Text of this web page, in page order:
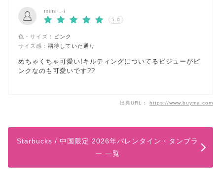
mimi-.-i
5.0
色・サイズ：
ピンク
サイズ感： 期待していた通り
めちゃくちゃ可愛い!キルティングについてるビジューがピ
ンクなのも可愛いです??
出典URL： https://www.buyma.com
Starbucks / 中国限定 2026年バレンタイン・タンブラ
ー 一覧